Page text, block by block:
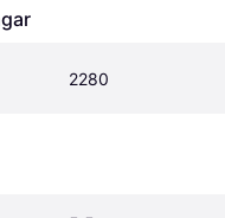
2280